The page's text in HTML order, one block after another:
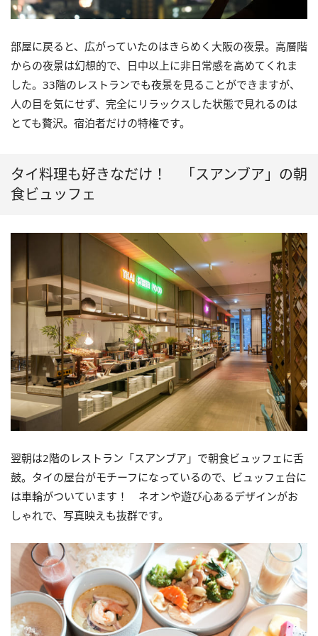
部屋に戻ると、広がっていたのはきらめく大阪の夜景。高層階
からの夜景は幻想的で、日中以上に非日常感を高めてくれま
した。33階のレストランでも夜景を見ることができますが、
人の目を気にせず、完全にリラックスした状態で見れるのは
とても贅沢。宿泊者だけの特権です。
タイ料理も好きなだけ！ 「スアンブア」の朝
食ビュッフェ
翌朝は2階のレストラン「スアンブア」で朝食ビュッフェに舌
鼓。タイの屋台がモチーフになっているので、ビュッフェ台に
は車輪がついています！ ネオンや遊び心あるデザインがお
しゃれで、写真映えも抜群です。